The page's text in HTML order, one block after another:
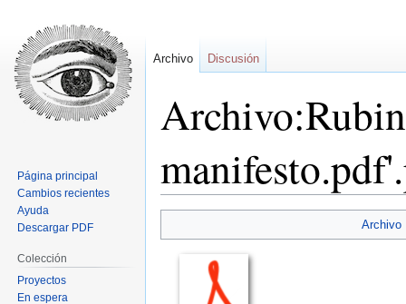
a
navegación
a
búsqueda
Archivo
Archivo Discusión
Página principal
Cambios recientes
Ayuda
Descargar PDF
Colección
Proyectos
En espera